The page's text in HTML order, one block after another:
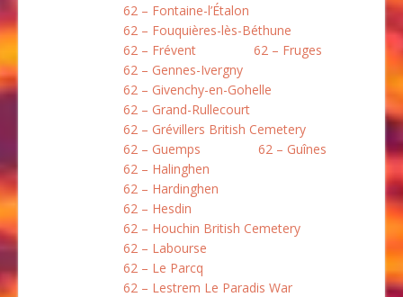
62 – Fontaine-l’Étalon
62 – Fouquières-lès-Béthune
62 – Frévent
62 – Fruges
62 – Gennes-Ivergny
62 – Givenchy-en-Gohelle
62 – Grand-Rullecourt
62 – Grévillers British Cemetery
62 – Guemps
62 – Guînes
62 – Halinghen
62 – Hardinghen
62 – Hesdin
62 – Houchin British Cemetery
62 – Labourse
62 – Le Parcq
62 – Lestrem Le Paradis War